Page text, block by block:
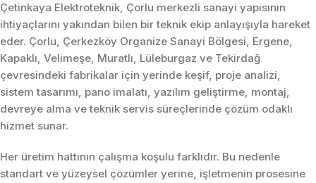
Çetinkaya Elektroteknik, Çorlu merkezli sanayi yapısının
ihtiyaçlarını yakından bilen bir teknik ekip anlayışıyla hareket
eder. Çorlu, Çerkezköy Organize Sanayi Bölgesi, Ergene,
Kapaklı, Velimeşe, Muratlı, Lüleburgaz ve Tekirdağ
çevresindeki fabrikalar için yerinde keşif, proje analizi,
sistem tasarımı, pano imalatı, yazılım geliştirme, montaj,
devreye alma ve teknik servis süreçlerinde çözüm odaklı
hizmet sunar.
Her üretim hattının çalışma koşulu farklıdır. Bu nedenle
standart ve yüzeysel çözümler yerine, işletmenin prosesine